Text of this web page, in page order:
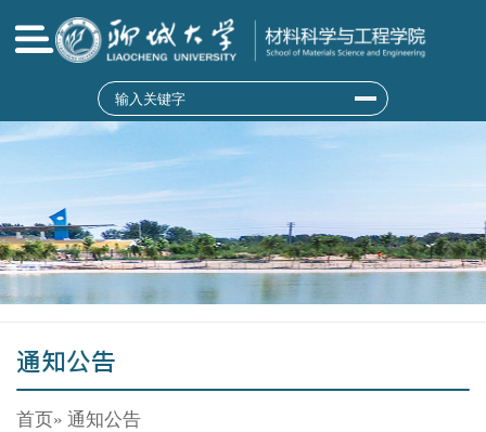
信誉最好的十大体育平台-Baidu百科
通知公告
首页 » 通知公告